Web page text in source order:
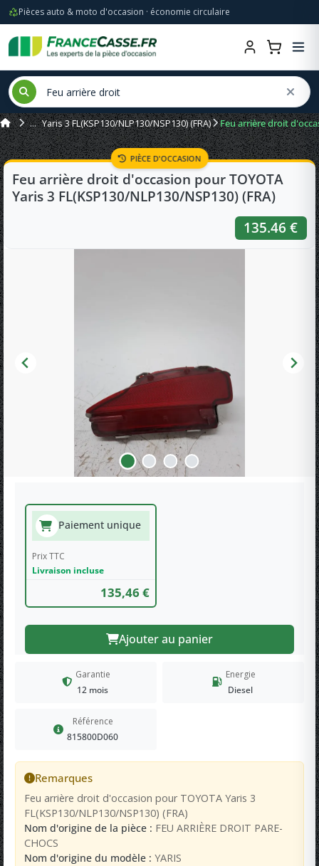
Pièces auto & moto d'occasion · économie circulaire
Yaris 3 FL(KSP130/NLP130/NSP130) (FRA) Feu arrière droit
PIÈCE D'OCCASION
Feu arrière droit d'occasion pour TOYOTA
Yaris 3 FL(KSP130/NLP130/NSP130) (FRA)
135.46 €
Paiement unique
Prix TTC
Livraison incluse
135,46 €
Ajouter au panier
Garantie
12 mois
Energie
Diesel
Référence
815800D060
Remarques
Feu arrière droit d'occasion pour TOYOTA Yaris 3
FL(KSP130/NLP130/NSP130) (FRA)
Nom d'origine de la pièce : FEU ARRIÈRE DROIT PARE-
CHOCS
Nom d'origine du modèle : YARIS